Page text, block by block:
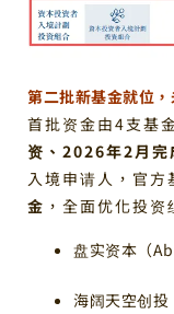
第二批新基金就位
首批资金由4支基
资、2026年2月
入境申请人，官方
金 ，全面优化投资
盘实资本（
海阔天空创投